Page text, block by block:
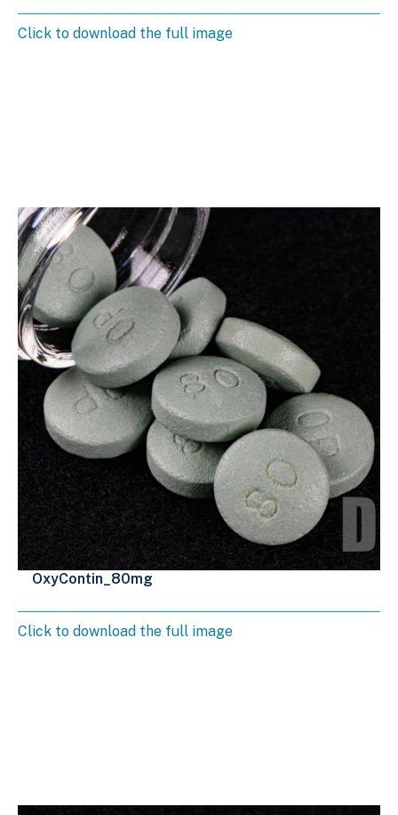
Click to download the full image
OxyContin_80mg
Click to download the full image